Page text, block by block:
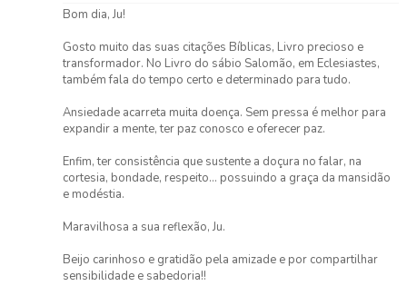
Bom dia, Ju!
Gosto muito das suas citações Bíblicas, Livro precioso e
transformador. No Livro do sábio Salomão, em Eclesiastes,
também fala do tempo certo e determinado para tudo.
Ansiedade acarreta muita doença. Sem pressa é melhor para
expandir a mente, ter paz conosco e oferecer paz.
Enfim, ter consistência que sustente a doçura no falar, na
cortesia, bondade, respeito... possuindo a graça da mansidão
e modéstia.
Maravilhosa a sua reflexão, Ju.
Beijo carinhoso e gratidão pela amizade e por compartilhar
sensibilidade e sabedoria!!